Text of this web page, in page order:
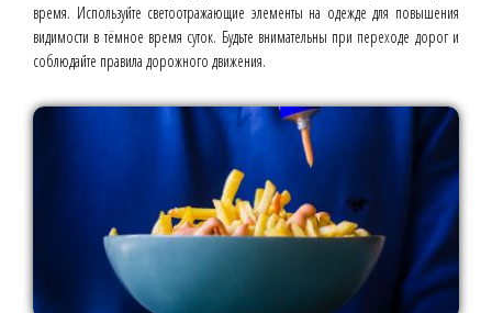
время. Используйте светоотражающие элементы на одежде для повышения
видимости в тёмное время суток. Будьте внимательны при переходе дорог и
соблюдайте правила дорожного движения.